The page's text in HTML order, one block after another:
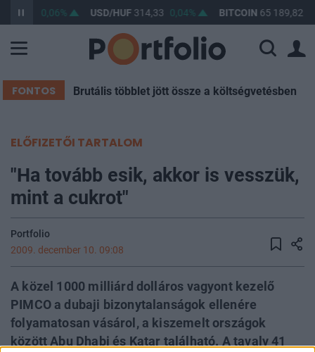
363,40 0,06% USD/HUF314,33 0,04% BITCOIN65 189,82
FONTOS Brutális többlet jött össze a költségvetésben
ELŐFIZETŐI TARTALOM
"Ha tovább esik, akkor is vesszük,
mint a cukrot"
Portfolio
2009. december 10. 09:08
A közel 1000 milliárd dolláros vagyont kezelő
PIMCO a dubaji bizonytalanságok ellenére
folyamatosan vásárol, a kiszemelt országok
között Abu Dhabi és Katar található. A tavaly 41